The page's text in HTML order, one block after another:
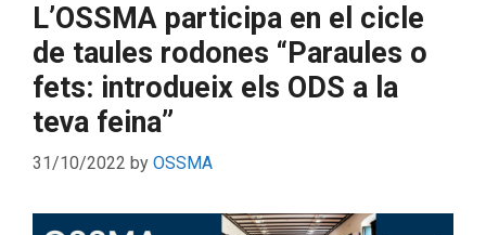
L’OSSMA participa en el cicle
de taules rodones “Paraules o
fets: introdueix els ODS a la
teva feina”
31/10/2022 by OSSMA